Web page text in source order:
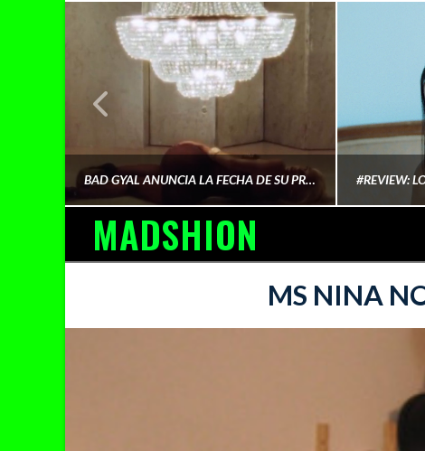
BAD GYAL ANUNCIA LA FECHA DE SU PRÓXIMO ÁLBUM «MÁS CARA»
MADSHION
MS NINA